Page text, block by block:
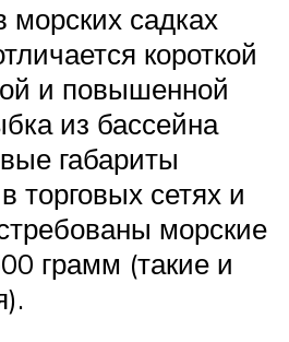
садках
короткой
и повышенной
из бассейна
габариты
торговых сетях и
морские
грамм (такие и